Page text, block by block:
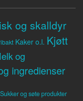
og skalldyr
Kaker o.l. Kjøtt
og
ingredienser
Sukker og søte produkter